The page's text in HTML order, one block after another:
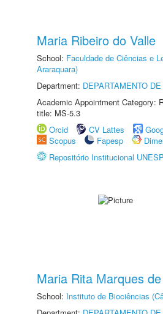
Maria Ribeiro do Valle
School: Faculdade de Ciências e
Araraquara)
Department: DEPARTAMENTO
Academic Appointment Category:
title: MS-5.3
Orcid
CV Lattes
Scopus
Fapesp
Repositório Institucional UNESP
Maria Rita Marques
School: Instituto de Biociências